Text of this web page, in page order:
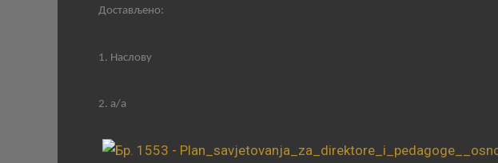
Достављено:
1. Наслову
2. а/а